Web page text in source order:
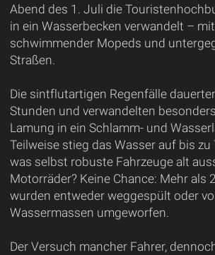
Abend des 1. Juli die
in ein Wasserbecken verwandelt –
schwimmender Mopeds und
Straßen.
Die sintflutartigen Regenfälle
Stunden und verwandelten
Lamung in ein Schlamm- und
Teilweise stieg das Wasser auf bis zu
was selbst robuste Fahrzeuge alt
Motorräder? Keine Chance: Mehr als
wurden entweder weggespült oder
Wassermassen umgeworfen.
Der Versuch mancher Fahrer,